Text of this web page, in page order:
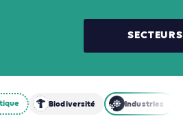
SECTEURS
Biodiversité Industries